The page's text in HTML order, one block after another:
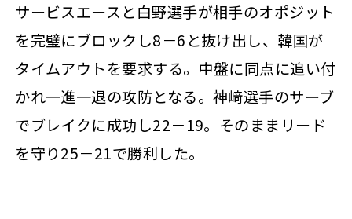
サービスエースと白野選手が相手のオポジット
を完璧にブロックし8－6と抜け出し、韓国が
タイムアウトを要求する。中盤に同点に追い付
かれ一進一退の攻防となる。神﨑選手のサーブ
でブレイクに成功し22－19。そのままリード
を守り25－21で勝利した。